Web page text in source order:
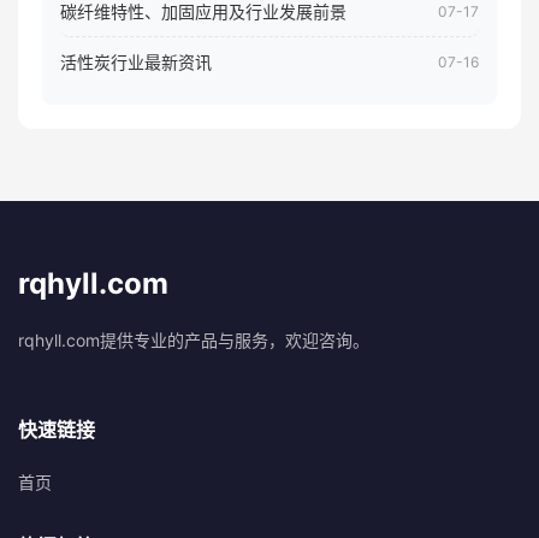
碳纤维特性、加固应用及行业发展前景 07-17
活性炭行业最新资讯 07-16
rqhyll.com
rqhyll.com提供专业的产品与服务，欢迎咨询。
快速链接
首页